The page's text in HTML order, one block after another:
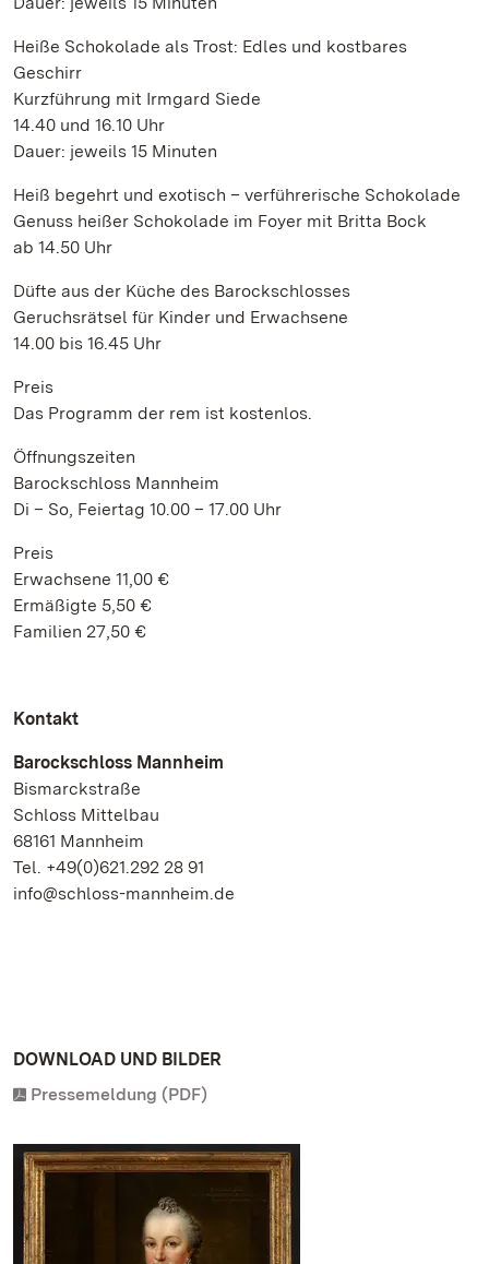
Heiße Schokolade als Trost: Edles und kostbares
Geschirr
Kurzführung mit Irmgard Siede
14.40 und 16.10 Uhr
Dauer: jeweils 15 Minuten
Heiß begehrt und exotisch – verführerische Schokolade
Genuss heißer Schokolade im Foyer mit Britta Bock
ab 14.50 Uhr
Düfte aus der Küche des Barockschlosses
Geruchsrätsel für Kinder und Erwachsene
14.00 bis 16.45 Uhr
Preis
Das Programm der rem ist kostenlos.
Öffnungszeiten
Barockschloss Mannheim
Di – So, Feiertag 10.00 – 17.00 Uhr
Preis
Erwachsene 11,00 €
Ermäßigte 5,50 €
Familien 27,50 €
Kontakt
Barockschloss Mannheim
Bismarckstraße
Schloss Mittelbau
68161 Mannheim
Tel. +49(0)621.292 28 91
info@schloss-mannheim.de
DOWNLOAD UND BILDER
Pressemeldung (PDF)